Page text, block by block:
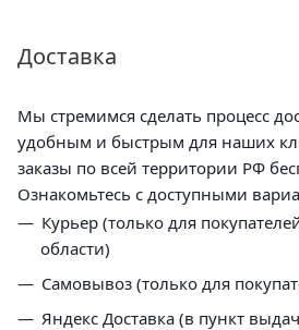
Доставка
Мы стремимся сделать процесс
удобным и быстрым для наших
заказы по всей территории РФ
Ознакомьтесь с доступными
Курьер (только для
области)
Самовывоз (только для
Яндекс Доставка (в пункт